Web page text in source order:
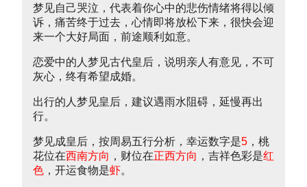
梦见自己哭泣，代表着你心中的悲伤情绪将得以倾
诉，痛苦终于过去，心情即将放松下来，很快会迎
来一个大好局面，前途顺利如意。
恋爱中的人梦见古代皇后，说明亲人有意见，不可
灰心，终有希望成婚。
出行的人梦见皇后，建议遇雨水阻碍，延慢再出
行。
梦见成皇后，按周易五行分析，幸运数字是5 ，桃
花位在西南方向 ，财位在正西方向 ，吉祥色彩是红
色 ，开运食物是虾。